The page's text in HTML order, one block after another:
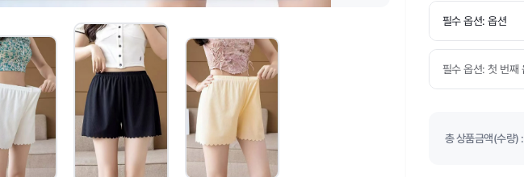
총 상품금액(수량) :